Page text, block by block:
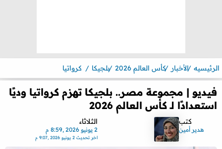
الرئيسيه الأخبار كأس العالم 2026 بلجيكا كرواتيا
فيديو | مجموعة مصر.. بلجيكا تهزم كرواتيا وديًا
استعدادًا لـ كأس العالم 2026
كتب
هدير أمين
الثلاثاء
2 يونيو 2026 ,8:59 م
اخر تحديث2 يونيو 2026 ,9:07 م